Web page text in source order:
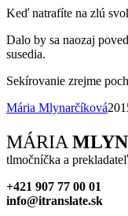
Keď natrafíte na zlú
Dalo by sa naozaj
susedia.
Sekírovanie zrejme
Mária Mlynarčíková
Facebook
X
Reddit
LinkedIn
WhatsApp
Tumblr
Pinterest
Vk
Xing
Email
MÁRIA
tlmočníčka a
+421 907 77 00 01
info@itranslate.sk